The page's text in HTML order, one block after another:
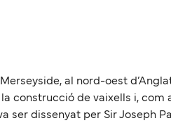
al nord-oest
construcció de vaixells i, com
dissenyat per Sir Joseph